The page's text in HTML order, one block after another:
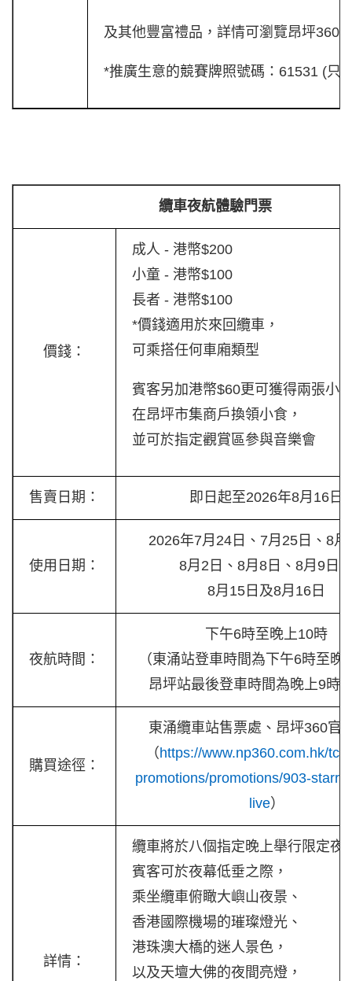
及其他豐富禮品，詳情可瀏覽昂坪360
*推廣生意的競賽牌照號碼：61531 (只
纜車夜航體驗門票
價錢：
成人 - 港幣$200
小童 - 港幣$100
長者 - 港幣$100
*價錢適用於來回纜車，
可乘搭任何車廂類型
賓客另加港幣$60更可獲得兩張小
在昂坪市集商戶換領小食，
並可於指定觀賞區參與音樂會
售賣日期： 即日起至2026年8月16日
使用日期：
2026年7月24日、7月25日、8月
8月2日、8月8日、8月9日
8月15日及8月16日
夜航時間：
下午6時至晚上10時
（東涌站登車時間為下午6時至晚
昂坪站最後登車時間為晚上9時
購買途徑：
東涌纜車站售票處、昂坪360官
（https://www.np360.com.hk/tc/
promotions/promotions/903-
live）
詳情：
纜車將於八個指定晚上舉行限定夜
賓客可於夜幕低垂之際，
乘坐纜車俯瞰大嶼山夜景、
香港國際機場的璀璨燈光、
港珠澳大橋的迷人景色，
以及天壇大佛的夜間亮燈，